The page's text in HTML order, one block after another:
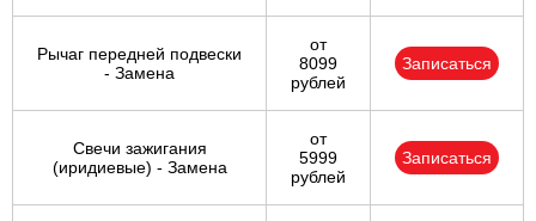
Рычаг передней подвески
- Замена
от
8099
рублей
Записаться
Свечи зажигания
(иридиевые) - Замена
от
5999
рублей
Записаться